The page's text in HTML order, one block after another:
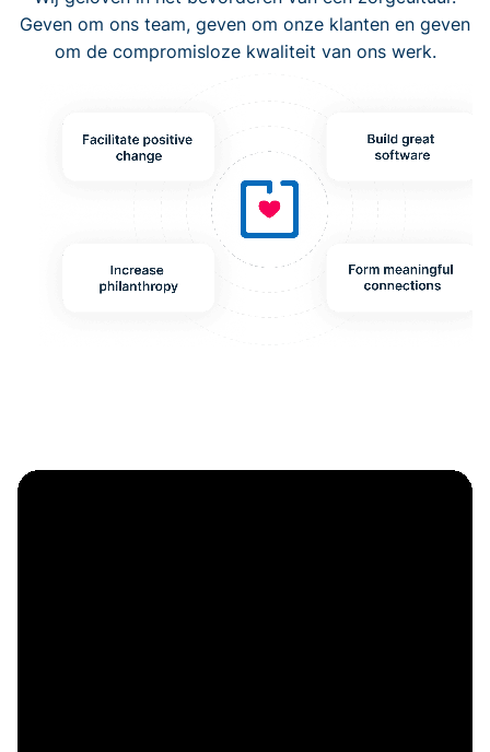
Geven om ons team, geven om onze klanten en geven
om de compromisloze kwaliteit van ons werk.